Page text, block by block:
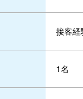
接客
1名